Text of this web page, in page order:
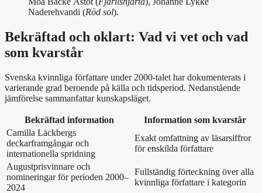
Naderehvandi (Röd sol).
Bekräftad och oklart: Vad vi vet och vad
som kvarstår
Svenska kvinnliga författare under 2000-talet har dokumenterats i
varierande grad beroende på källa och tidsperiod. Nedanstående
jämförelse sammanfattar kunskapsläget.
Bekräftad information
Information som kvarstår
Camilla Läckbergs
deckarframgångar och
internationella spridning
Exakt omfattning av läsarsiffror
för enskilda författare
Augustprisvinnare och
nomineringar för perioden 2000–
2024
Fullständig förteckning över alla
kvinnliga författare i kategorin